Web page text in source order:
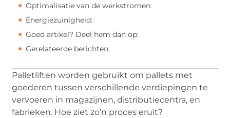
Optimalisatie van de werkstromen:
Energiezuinigheid:
Goed artikel? Deel hem dan op:
Gerelateerde berichten:
Palletliften worden gebruikt om pallets met
goederen tussen verschillende verdiepingen te
vervoeren in magazijnen, distributiecentra, en
fabrieken. Hoe ziet zo’n proces eruit?